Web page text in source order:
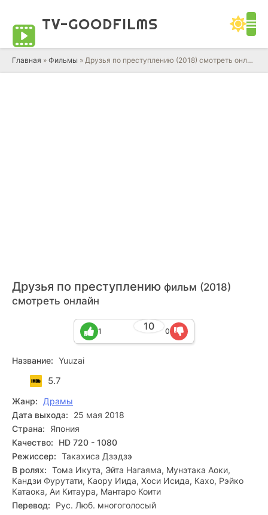
TV-GOODFILMS
Главная » Фильмы » Друзья по преступлению (2018) смотреть онлайн фильм в HD качестве 720 - 1080 бесплатно
Друзья по преступлению фильм (2018)
смотреть онлайн
10
1 0
Название: Yuuzai
5.7
Жанр:
Драмы
Дата выхода:
25 мая 2018
Страна:
Япония
Качество:
HD 720 - 1080
Режиссер: Такахиса Дзэдзэ
В ролях: Тома Икута, Эйта Нагаяма, Мунэтака Аоки,
Кандзи Фурутати, Каору Иида, Хоси Исида, Кахо, Рэйко
Катаока, Аи Китаура, Мантаро Коити
Перевод:
Рус. Люб. многоголосый